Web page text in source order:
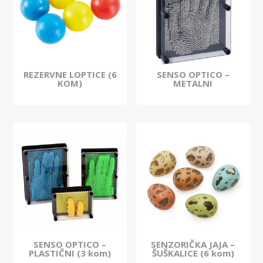
REZERVNE LOPTICE (6
KOM)
SENSO OPTICO –
METALNI
SENSO OPTICO –
PLASTIČNI (3 kom)
SENZORIČKA JAJA –
ŠUŠKALICE (6 kom)